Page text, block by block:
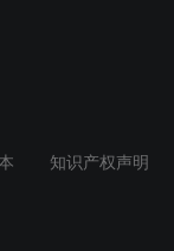
知识产权声明